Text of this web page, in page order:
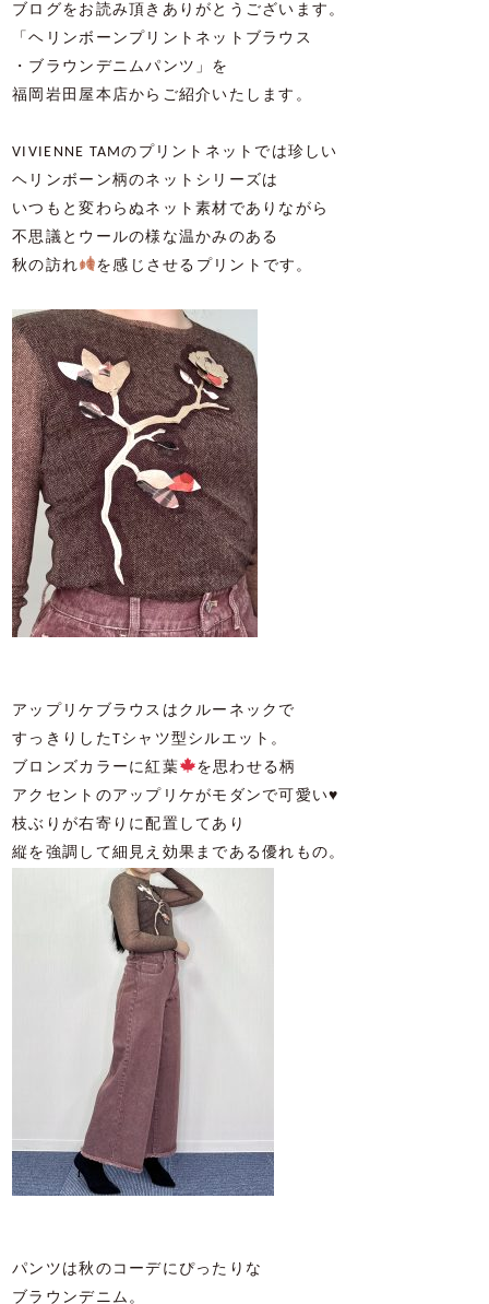
ブログをお読み頂きありがとうございます。
「ヘリンボーンプリントネットブラウス
・ブラウンデニムパンツ」を
福岡岩田屋本店からご紹介いたします。
VIVIENNE TAMのプリントネットでは珍しい
ヘリンボーン柄のネットシリーズは
いつもと変わらぬネット素材でありながら
不思議とウールの様な温かみのある
秋の訪れ
を感じさせるプリントです。
アップリケブラウスはクルーネックで
すっきりしたTシャツ型シルエット。
ブロンズカラーに紅葉
を思わせる柄
アクセントのアップリケがモダンで可愛い♥️
枝ぶりが右寄りに配置してあり
縦を強調して細見え効果まである優れもの。
パンツは秋のコーデにぴったりな
ブラウンデニム。